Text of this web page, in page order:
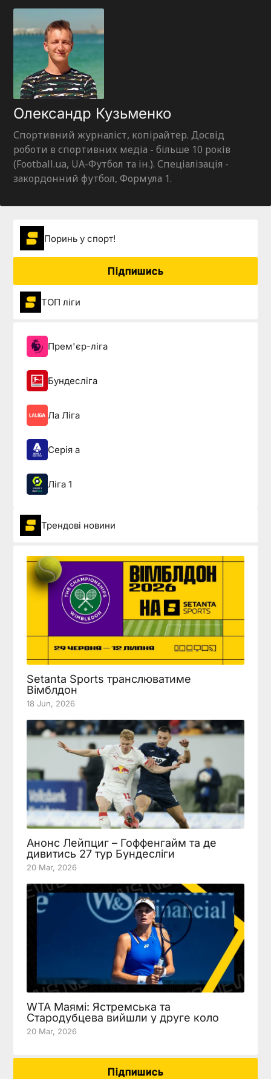
Олександр Кузьменко
Спортивний журналіст, копірайтер. Досвід
роботи в спортивних медіа - більше 10 років
(Football.ua, UA-Футбол та ін.). Спеціалізація -
закордонний футбол, Формула 1.
Поринь у спорт!
Підпишись
ТОП ліги
Прем'єр-ліга
Бундесліга
Ла Ліга
Серія а
Ліга 1
Трендові новини
Setanta Sports транслюватиме
Вімблдон
18 Jun, 2026
Анонс Лейпциг – Гоффенгайм та де
дивитись 27 тур Бундесліги
20 Mar, 2026
WTA Маямі: Ястремська та
Стародубцева вийшли у друге коло
20 Mar, 2026
Підпишись